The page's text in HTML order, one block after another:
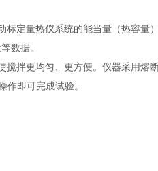
定量热仪系统的能当量（热容量
数据。
拌更均匀、更方便。仪器采用熔断
即可完成试验。